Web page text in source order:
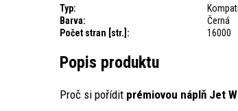
Typ:
Barva:
Černá
Počet stran [str.]:
16000
Popis produktu
Proč si pořídit prémiovou náplň Jet